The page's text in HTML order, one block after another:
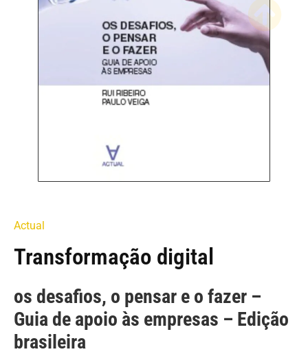
Actual
Transformação digital
os desafios, o pensar e o fazer –
Guia de apoio às empresas – Edição
brasileira